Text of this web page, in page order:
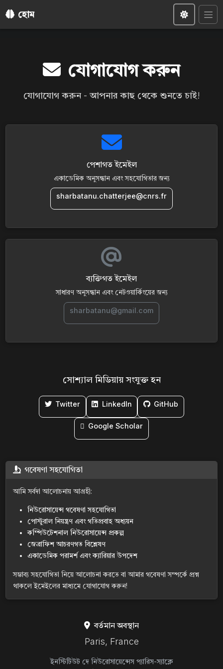
হোম
যোগাযোগ করুন
যোগাযোগ করুন - আপনার কাছ থেকে শুনতে চাই!
পেশাগত ইমেইল
একাডেমিক অনুসন্ধান এবং সহযোগিতার জন্য
sharbatanu.chatterjee@cnrs.fr
ব্যক্তিগত ইমেইল
সাধারণ অনুসন্ধান এবং নেটওয়ার্কিংয়ের জন্য
sharbatanu@gmail.com
সোশ্যাল মিডিয়ায় সংযুক্ত হন
Twitter LinkedIn GitHub
Google Scholar
গবেষণা সহযোগিতা
আমি সর্বদা আলোচনায় আগ্রহী:
নিউরোসায়েন্স গবেষণা সহযোগিতা
পোস্টুরাল নিয়ন্ত্রণ এবং গতিপ্রবাহ অধ্যয়ন
কম্পিউটেশনাল নিউরোসায়েন্স প্রকল্প
জেব্রাফিশ আচরণগত বিশ্লেষণ
একাডেমিক পরামর্শ এবং ক্যারিয়ার উপদেশ
সম্ভাব্য সহযোগিতা নিয়ে আলোচনা করতে বা আমার গবেষণা সম্পর্কে প্রশ্ন
থাকলে ইমেইলের মাধ্যমে যোগাযোগ করুন!
বর্তমান অবস্থান
Paris, France
ইনস্টিটিউট দে নিউরোসায়েন্সেস প্যারিস-স্যাক্লে